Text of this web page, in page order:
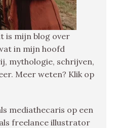
is mijn blog over
in mijn hoofd
mythologie, schrijven,
Meer weten? Klik op
mediathecaris op een
freelance illustrator